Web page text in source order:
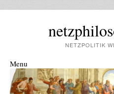
NETZPOLITIK
Menu
Skip to content